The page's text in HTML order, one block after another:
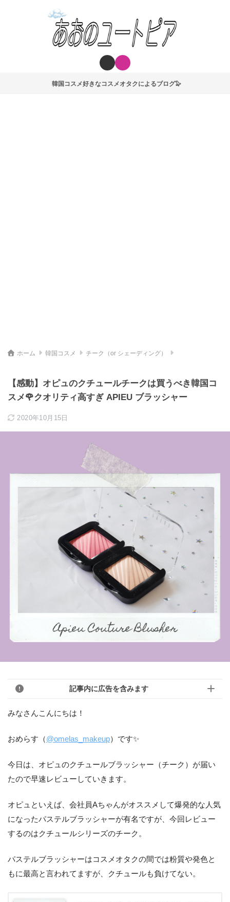
韓国コスメ好きなコスメオタクによるブログ🦭
ホーム 韓国コスメ チーク（or シェーディング）
【感動】オピュのクチュールチークは買うべき韓国コ
スメ🌹クオリティ高すぎ APIEU ブラッシャー
2020年10月15日
記事内に広告を含みます
みなさんこんにちは！
おめらす（@omelas_makeup）です✨
今日は、オピュのクチュールブラッシャー（チーク）が届い
たので早速レビューしていきます。
オピュといえば、会社員Aちゃんがオススメして爆発的な人気
になったパステルブラッシャーが有名ですが、今回レビュー
するのはクチュールシリーズのチーク。
パステルブラッシャーはコスメオタクの間では粉質や発色と
もに最高と言われてますが、クチュールも負けてない。